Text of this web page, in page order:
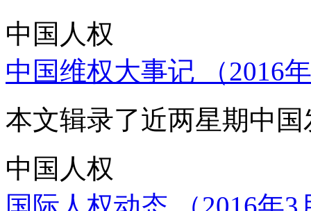
中国人权
中国维权大事记 （2016
本文辑录了近两星期中
中国人权